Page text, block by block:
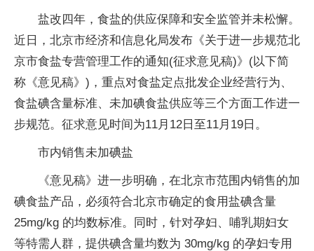
盐改四年，食盐的供应保障和安全监管并未松懈。
近日，北京市经济和信息化局发布《关于进一步规范北
京市食盐专营管理工作的通知(征求意见稿)》(以下简
称《意见稿》)，重点对食盐定点批发企业经营行为、
食盐碘含量标准、未加碘食盐供应等三个方面工作进一
步规范。征求意见时间为11月12日至11月19日。
市内销售未加碘盐
《意见稿》进一步明确，在北京市范围内销售的加
碘食盐产品，必须符合北京市确定的食用盐碘含量
25mg/kg 的均数标准。同时，针对孕妇、哺乳期妇女
等特需人群，提供碘含量均数为 30mg/kg 的孕妇专用